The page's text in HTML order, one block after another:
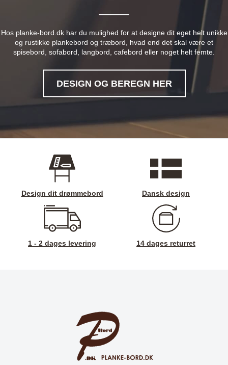
Hos planke-bord.dk har du mulighed for at designe dit eget helt unikke
og rustikke plankebord og træbord, hvad end det skal være et
spisebord, sofabord, langbord, cafebord eller noget helt femte.
DESIGN OG BEREGN HER
Design dit drømmebord Dansk design
1 - 2 dages levering 14 dages returret